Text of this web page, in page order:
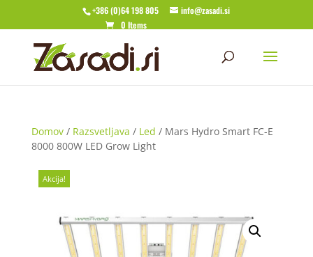
+386 (0)64 198 805
info@zasadi.si
0 Items
Domov/ Razsvetljava / Led / Mars Hydro Smart FC-E
8000 800W LED Grow Light
Akcija!